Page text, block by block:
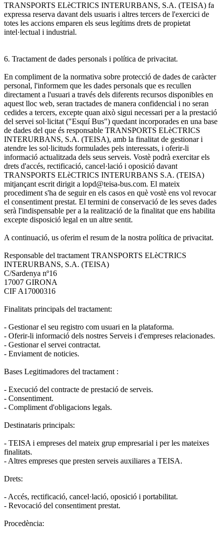
TRANSPORTS ELèCTRICS INTERURBANS, S.A. (TEISA) fa
expressa reserva davant dels usuaris i altres tercers de l'exercici de
totes les accions emparen els seus legítims drets de propietat
intel·lectual i industrial.
6. Tractament de dades personals i política de privacitat.
En compliment de la normativa sobre protecció de dades de caràcter
personal, l'informem que les dades personals que es recullen
directament a l'usuari a través dels diferents recursos disponibles en
aquest lloc web, seran tractades de manera confidencial i no seran
cedides a tercers, excepte quan això sigui necessari per a la prestació
del servei sol·licitat ("Esquí Bus") quedant incorporades en una base
de dades del que és responsable TRANSPORTS ELèCTRICS
INTERURBANS, S.A. (TEISA), amb la finalitat de gestionar i
atendre les sol·licituds formulades pels interessats, i oferir-li
informació actualitzada dels seus serveis. Vostè podrà exercitar els
drets d'accés, rectificació, cancel·lació i oposició davant
TRANSPORTS ELèCTRICS INTERURBANS S.A. (TEISA)
mitjançant escrit dirigit a lopd@teisa-bus.com. El mateix
procediment s'ha de seguir en els casos en què vostè ens vol revocar
el consentiment prestat. El termini de conservació de les seves dades
serà l'indispensable per a la realització de la finalitat que ens habilita
excepte disposició legal en un altre sentit.
A continuació, us oferim el resum de la nostra política de privacitat.
Responsable del tractament TRANSPORTS ELèCTRICS
INTERURBANS, S.A. (TEISA)
C/Sardenya nº16
17007 GIRONA
CIF A17000316
Finalitats principals del tractament:
- Gestionar el seu registro com usuari en la plataforma.
- Oferir-li informació dels nostres Serveis i d'empreses relacionades.
- Gestionar el servei contractat.
- Enviament de noticies.
Bases Legitimadores del tractament :
- Execució del contracte de prestació de serveis.
- Consentiment.
- Compliment d'obligacions legals.
Destinataris principals:
- TEISA i empreses del mateix grup empresarial i per les mateixes
finalitats.
- Altres empreses que presten serveis auxiliares a TEISA.
Drets:
- Accés, rectificació, cancel·lació, oposició i portabilitat.
- Revocació del consentiment prestat.
Procedència: